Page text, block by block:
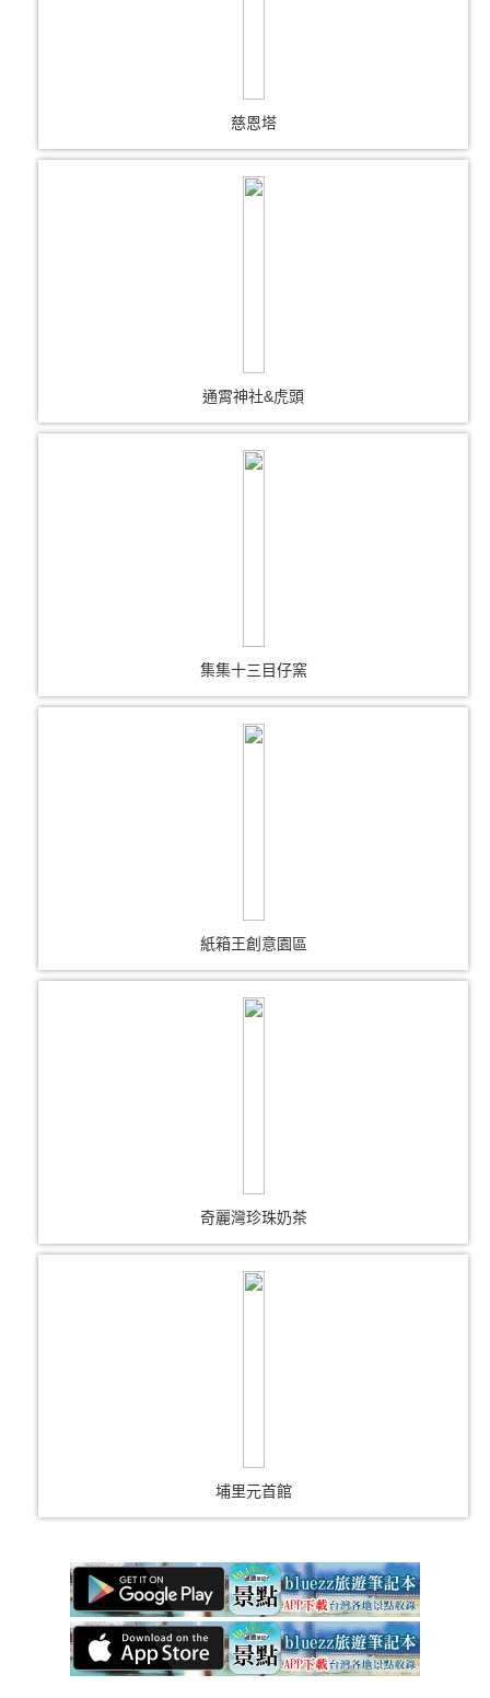
慈恩塔
通霄神社&虎頭
集集十三目仔窯
紙箱王創意園區
奇麗灣珍珠奶茶
埔里元首館